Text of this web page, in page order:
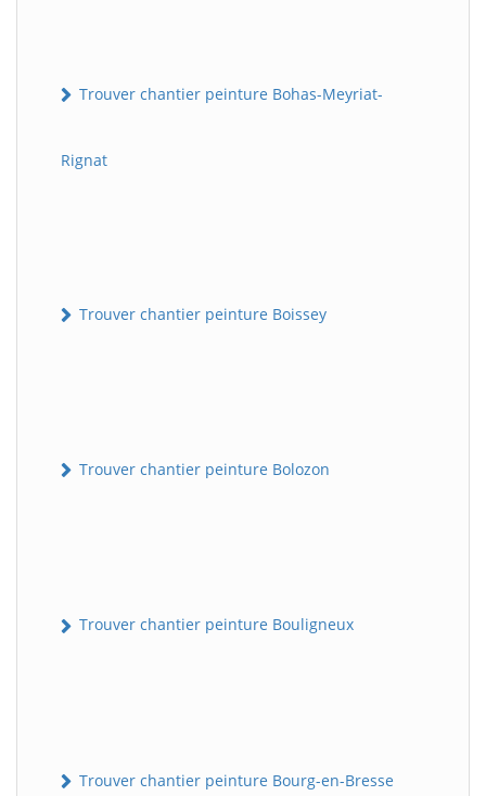
Trouver chantier peinture Bohas-Meyriat-
Rignat
Trouver chantier peinture Boissey
Trouver chantier peinture Bolozon
Trouver chantier peinture Bouligneux
Trouver chantier peinture Bourg-en-Bresse